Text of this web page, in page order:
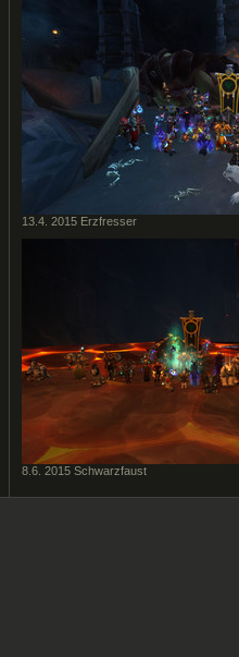
13.4. 2015 Erzfresser
8.6. 2015 Schwarzfaust